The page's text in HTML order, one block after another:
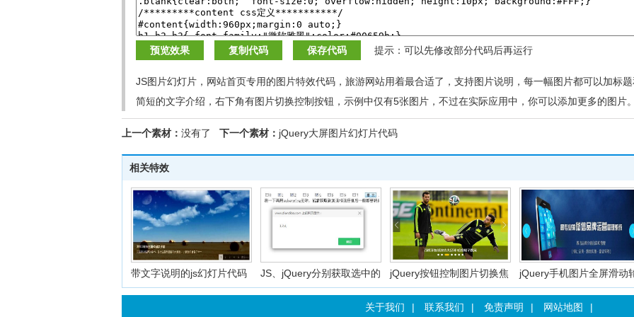
预览效果 复制代码 保存代码 提示：可以先修改部分代码后再运行
JS图片幻灯片，网站首页专用的图片特效代码，旅游网站用着最合适了，支持图片说明，每一幅图片都可以加标题
简短的文字介绍，右下角有图片切换控制按钮，示例中仅有5张图片，不过在实际应用中，你可以添加更多的图片。
上一个素材： 没有了 下一个素材： jQuery大屏图片幻灯片代码
相关特效
带文字说明的js幻灯片代码 JS、jQuery分别获取选中的 jQuery按钮控制图片切换焦 jQuery手机图片全屏滑动
关于我们 | 联系我们 | 免责声明 | 网站地图 |